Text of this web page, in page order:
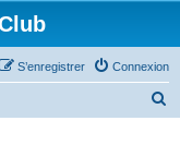
Connexion
S’enregistrer